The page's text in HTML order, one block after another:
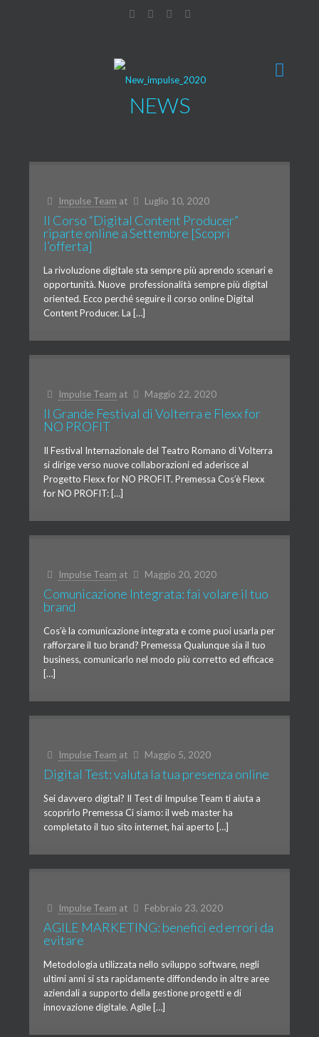
NEWS
Impulse Team at Luglio 10, 2020
Il Corso “Digital Content Producer”
riparte online a Settembre [Scopri
l’offerta]
La rivoluzione digitale sta sempre più aprendo scenari e
opportunità. Nuove professionalità sempre più digital
oriented. Ecco perché seguire il corso online Digital
Content Producer. La […]
Impulse Team at Maggio 22, 2020
Il Grande Festival di Volterra e Flexx for
NO PROFIT
Il Festival Internazionale del Teatro Romano di Volterra
si dirige verso nuove collaborazioni ed aderisce al
Progetto Flexx for NO PROFIT. Premessa Cos’è Flexx
for NO PROFIT: […]
Impulse Team at Maggio 20, 2020
Comunicazione Integrata: fai volare il tuo
brand
Cos’è la comunicazione integrata e come puoi usarla per
rafforzare il tuo brand? Premessa Qualunque sia il tuo
business, comunicarlo nel modo più corretto ed efficace
[…]
Impulse Team at Maggio 5, 2020
Digital Test: valuta la tua presenza online
Sei davvero digital? Il Test di Impulse Team ti aiuta a
scoprirlo Premessa Ci siamo: il web master ha
completato il tuo sito internet, hai aperto […]
Impulse Team at Febbraio 23, 2020
AGILE MARKETING: benefici ed errori da
evitare
Metodologia utilizzata nello sviluppo software, negli
ultimi anni si sta rapidamente diffondendo in altre aree
aziendali a supporto della gestione progetti e di
innovazione digitale. Agile […]